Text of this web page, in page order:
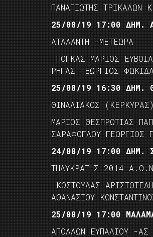
ΠΑΝΑΓΙΩΤΗΣ ΤΡΙΚΑΛΩΝ
25/08/19 17:00 ΔΗΜ.
ΑΤΑΛΑΝΤΗ -ΜΕΤΕΩΡΑ
ΠΟΓΚΑΣ ΜΑΡΙΟΣ
ΡΗΓΑΣ ΓΕΩΡΓΙΟΣ
25/08/19 16:30 ΔΗΜ.
ΘΙΝΑΛΙΑΚΟΣ
ΜΑΡΙΟΣ ΘΕΣΠΡΩΤΙΑΣ
ΣΑΡΑΦΟΓΛΟΥ ΓΕΩΡΓΙΟΣ
24/08/19 17:00 ΔΗΜ.
ΤΗΛΥΚΡΑΤΗΣ 2014
ΚΩΣΤΟΥΛΑΣ
ΑΘΑΝΑΣΙΟΥ
25/08/19 17:00
ΑΠΟΛΛΩΝ ΕΥΠΑΛΙΟΥ -ΑΣ